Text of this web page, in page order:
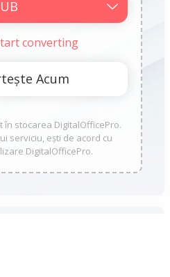
converting
în stocarea DigitalOfficePro.
serviciu, ești de acord cu
DigitalOfficePro.